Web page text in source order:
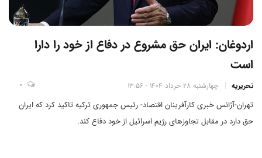
اردوغان: ایران حق مشروع در دفاع از خود را دارا
است
تحریریه چهارشنبه 28 خرداد 1404 - 13:56 0
تهران-آژانس خبری کارآفرینان اقتصاد- رئیس جمهوری ترکیه تاکید کرد که ایران
حق دارد در مقابل تجاوزهای رژیم اسرائیل از خود دفاع کند.